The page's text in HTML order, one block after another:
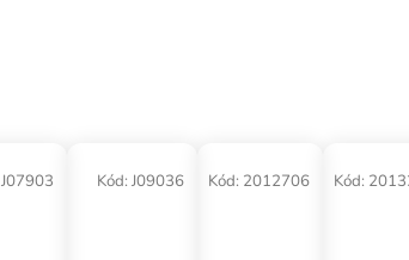
J07903 Kód: J09036 Kód: 2012706 Kód: